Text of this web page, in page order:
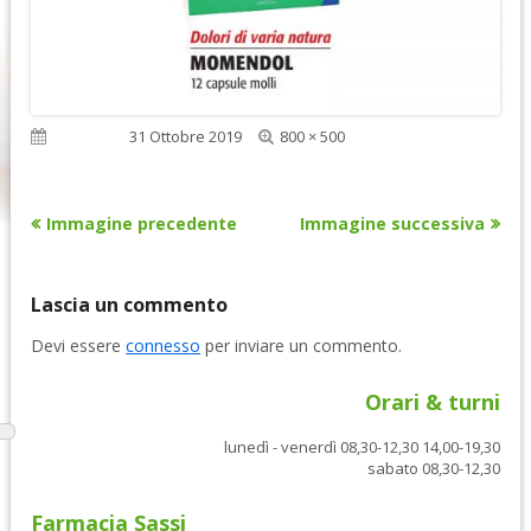
Pubblicato31 Ottobre 2019
Dimensione
800 × 500
Immagine precedente Immagine successiva
Lascia un commento
Devi essereconnesso per inviare un commento.
Orari & turni
lunedì - venerdì 08,30-12,30 14,00-19,30
sabato 08,30-12,30
Farmacia Sassi